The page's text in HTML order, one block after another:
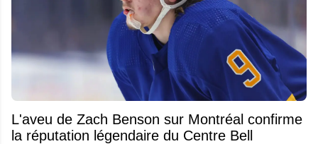
L'aveu de Zach Benson sur Montréal confirme
la réputation légendaire du Centre Bell